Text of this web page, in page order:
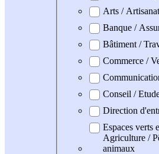
Arts /
Banque /
Bâtiment /
Commerce /
Conseil /
Direction
Espaces verts
Agriculture /
animaux